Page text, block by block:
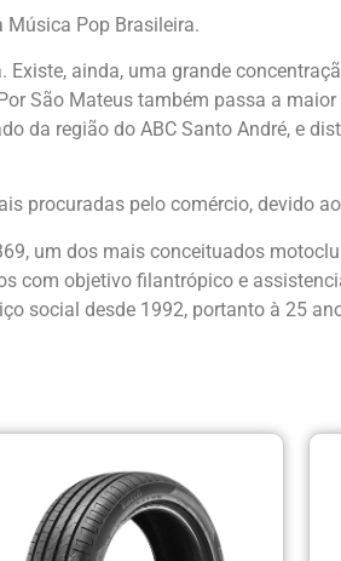
Música Pop Brasileira.
ainda, uma grande
São Mateus também passa a
da região do ABC Santo André, e
procuradas pelo comércio, devido
um dos mais conceituados
com objetivo filantrópico e
social desde 1992, portanto à 25